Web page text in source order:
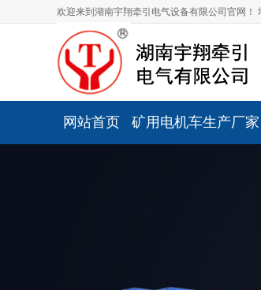
欢迎来到湖南宇翔牵引电气设备有限公司官网！
网站首页 矿用电机车生产厂家